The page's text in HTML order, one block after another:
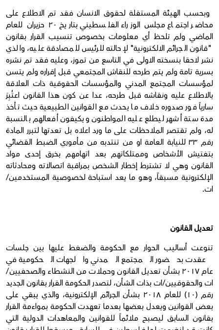
وبحسب الهيئة المستقلة لحقوق الانسان فقد تم الاطلاع على
محاضر اجتماع مجلس الوزراء الفلسطيني بتاريخ ٢٠ حزيران للعام
الماضي ولم تلحظ أي معلومات بخصوص تنسيب القرار بقانون
"قانون الجرائم الالكترونية" لإحالته للرئيس للمصادقة عليه، والذي
نشر لاحقا بنسخته الاولى في التاسع من تموز، وعليه فقد تم نشره
بسرية تامة ولم يتم طرحه للنقاش المجتمعي قبل إقراره ولم يتسن
لمؤسسات المجتمع المدني والمؤسسات الحقوقية ذات العلاقة
بالاطلاع عليه ونقاشه قبل طرحه، عدا عن كون هذا القانون اعتُبِرَ
سارياً فور صدوره خلاف ما يحدث مع القوانين الطبيعية حيث تأخذ
مدة ستة أشهر ليطلع عليه المواطنون ويكيفون أفعالهم بالنسبة
له، ولم تقتصر الملاحظات على ما ورد اعلاه بل تعدتها لتبرر المادة
رقم ٣٣ للنيابة العامة او من تنتدبه من مأموري الضبط القضائي
بتفتيش الأشخاص وممتلكاتهم بعد اتهامهم بخرق إحدى مواد
القانون وهي لا تشترط إخطار الشخص بمراقبة اتصالاته ومحادثاته
الإلكترونية مسبقاً، وهو ما يعد استباحة لخصوصية المستخدمين/
ات.
تعديل القانون
تنوعت أساليب الحوار مع الحكومة والضغط عليها بين جلسات
عقدت بحضور المجتمع المدني والجهات الحكومية في
عام ٢٠١٧ بشأن تعديل القانون وحملات من النشطاء والصحفيين/
ات والحقوقيين/ات بذات الشأن، لتصدر الحكومة القرار بقانون الجديد
رقم (١٠) للعام ٢٠١٨ بشأن الجرائم الإلكترونية، والذي يبقي على
بعض القوانين ويعدل بعضها بعدما تعهدت الحكومة بمواءمة القرار
بقانون السابق ليصبح ملائماً للقوانين والمعاهدات الدولية التي